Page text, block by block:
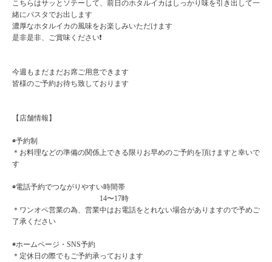
こちらはサッとソテーして、前日のホタルイカはしっかり味を引き出して一
緒にパスタでお出します
濃厚なホタルイカの風味をお楽しみいただけます
是非是非、ご賞味ください❗️
今週もまだまだお席ご用意できます
皆様のご予約お待ち致しております
【店舗情報】
◉予約制
＊お料理などの準備の関係上できる限りお早めのご予約を頂けますと幸いで
す
◉電話予約でつながりやすい時間帯
14〜17時
＊ワンオペ営業の為、営業中はお電話をとれない場合がありますので予めご
了承ください
◉ホームページ・SNS予約
＊定休日の際でもご予約承っております